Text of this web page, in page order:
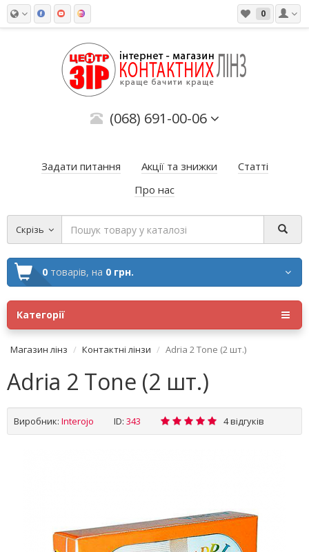
0
(068) 691-00-06
Задати питання Акції та знижки
Статті
Про нас
Скрізь
0 товарів, на 0 грн.
Категорії
Магазин лінз Контактні лінзи Adria 2 Tone (2 шт.)
Adria 2 Tone (2 шт.)
Виробник: Interojo ID: 343 4 відгуків